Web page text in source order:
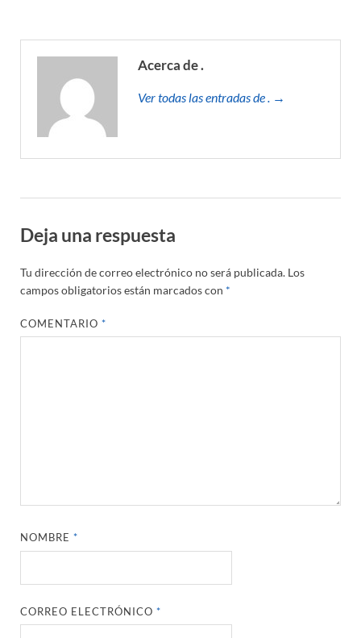
Acerca de .
Ver todas las entradas de . →
Deja una respuesta
Tu dirección de correo electrónico no será publicada. Los
campos obligatorios están marcados con *
COMENTARIO*
NOMBRE*
CORREO ELECTRÓNICO*